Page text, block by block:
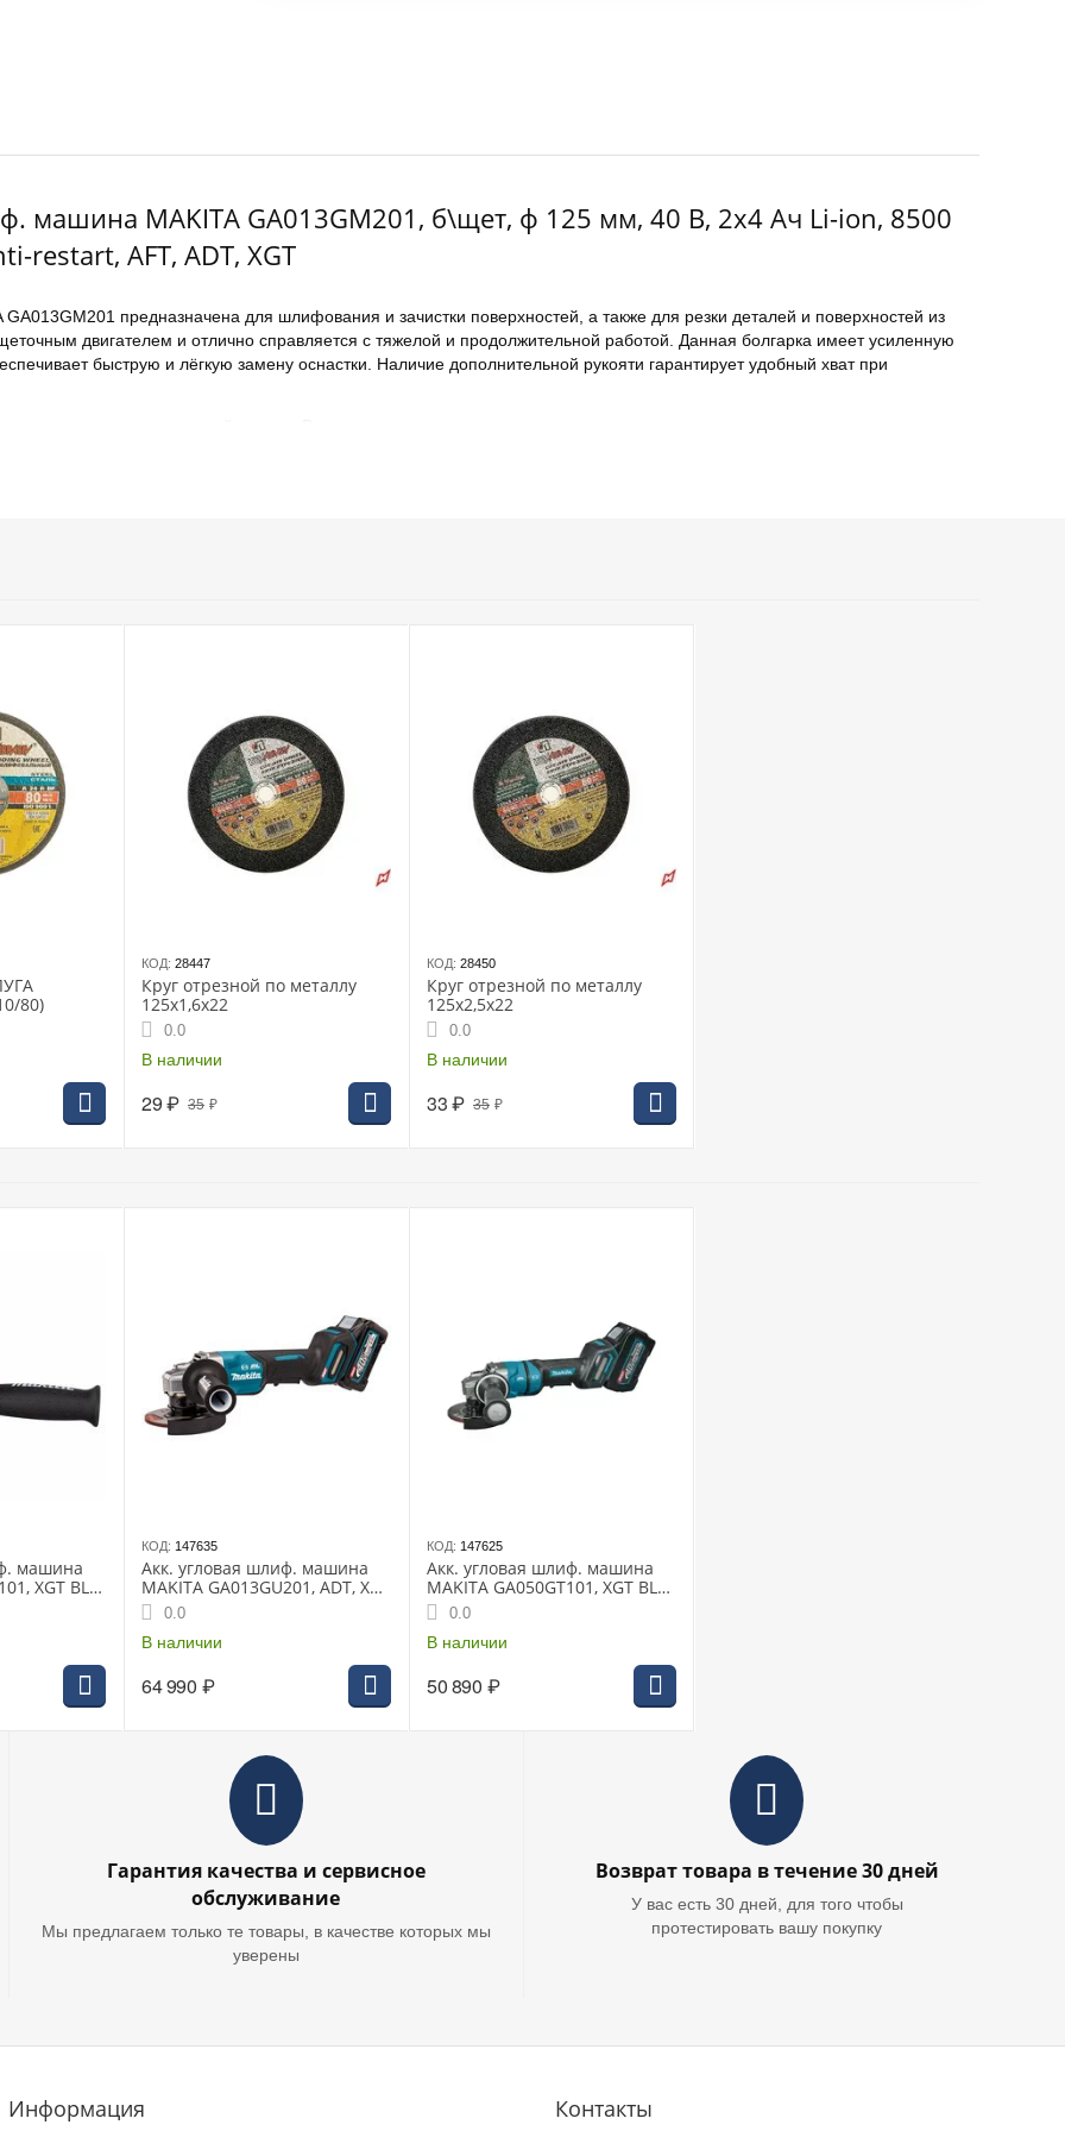
машина MAKITA GA013GM201, б\щет, ф 125 мм, 40 В, 2х4 Ач Li-ion, 8500
restart, AFT, ADT, XGT
предназначена для шлифования и зачистки поверхностей, а также для резки деталей и поверхностей из
двигателем и отлично справляется с тяжелой и продолжительной работой. Данная болгарка имеет усиленную
быструю и лёгкую замену оснастки. Наличие дополнительной рукояти гарантирует удобный хват при
и машина выключается. Непрерывная эффективная работа происходит благодаря автоматической регулировке скорости
80)
КОД: 28447
Круг отрезной по металлу
125х1,6х22
0.0
В наличии
35 ₽
29₽
КОД: 28450
Круг отрезной по металлу
125х2,5х22
0.0
В наличии
35 ₽
33₽
машина
XGT BL
м, 1x4.0
Makpac4
КОД: 147635
Акк. угловая шлиф. машина
MAKITA GA013GU201, ADT, XGT
BL 40В, 125 мм, 8500 об/м,
2x4.0Ач BL4040F, DC40RA,
Makpac4
0.0
В наличии
64 990 ₽
КОД: 147625
Акк. угловая шлиф. машина
MAKITA GA050GT101, XGT BL
40В, AFT, XPT, 125 мм, 11000
об/мин, клавиша, 1х5 Ач, ЗУ,
Makpac
0.0
В наличии
50 890 ₽
Гарантия качества и сервисное
обслуживание
Мы предлагаем только те товары, в качестве которых мы
уверены
Возврат товара в течение 30 дней
У вас есть 30 дней, для того чтобы
протестировать вашу покупку
Информация Контакты